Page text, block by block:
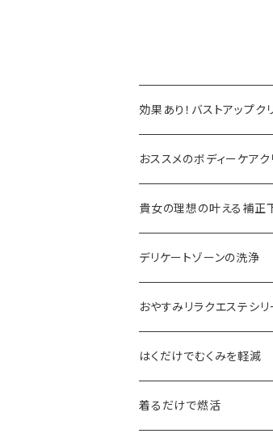
効果あり！バストアップク
おススメのボディーケアク
貴女の理想の叶える補正
デリケートゾーンの洗浄
おやすみリラクエステシリ
はくだけでむくみを軽減
着るだけで燃活